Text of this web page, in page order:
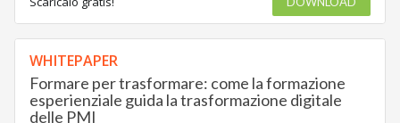
WHITEPAPER
Formare per trasformare: come la formazione
esperienziale guida la trasformazione digitale
delle PMI